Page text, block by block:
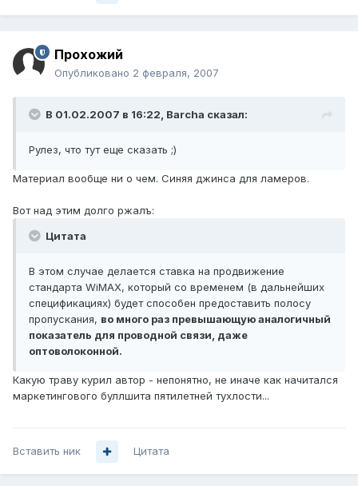
Прохожий
Опубликовано 2 февраля, 2007
В 01.02.2007 в 16:22, Barcha сказал:
Рулез, что тут еще сказать ;)
Материал вообще ни о чем. Синяя джинса для ламеров.
Вот над этим долго ржалъ:
Цитата
В этом случае делается ставка на продвижение
стандарта WiMAX, который со временем (в дальнейших
спецификациях) будет способен предоставить полосу
пропускания, во много раз превышающую аналогичный
показатель для проводной связи, даже
оптоволоконной.
Какую траву курил автор - непонятно, не иначе как начитался
маркетингового буллшита пятилетней тухлости...
Вставить ник Цитата